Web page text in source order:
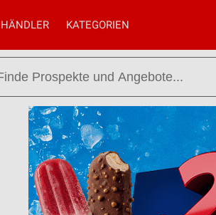
HÄNDLER KATEGORIEN